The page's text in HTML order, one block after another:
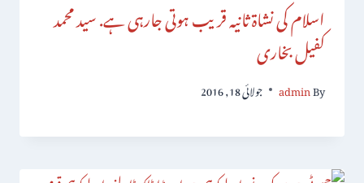
اسلام کی نشاۃ ثانیہ قریب ہوتی جارہی ہے. سید محمد
کفیل بخاری
By
admin جولائی 18, 2016